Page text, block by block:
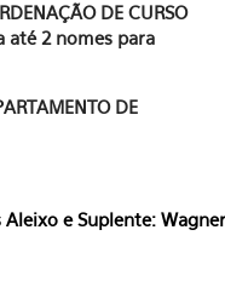
DE CURSO
até 2 nomes para
DE
Aleixo e Suplente: Wagner